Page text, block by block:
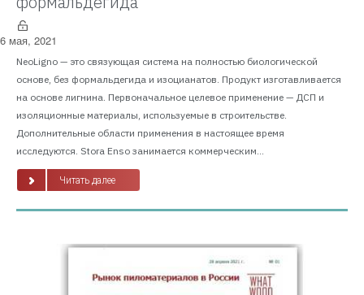
6 мая, 2021
NeoLigno — это связующая система на полностью биологической
основе, без формальдегида и изоцианатов. Продукт изготавливается
на основе лигнина. Первоначальное целевое применение — ДСП и
изоляционные материалы, используемые в строительстве.
Дополнительные области применения в настоящее время
исследуются. Stora Enso занимается коммерческим...
Читать далее